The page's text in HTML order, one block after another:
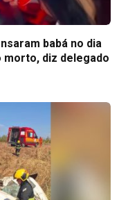
babá no dia
morto, diz delegado